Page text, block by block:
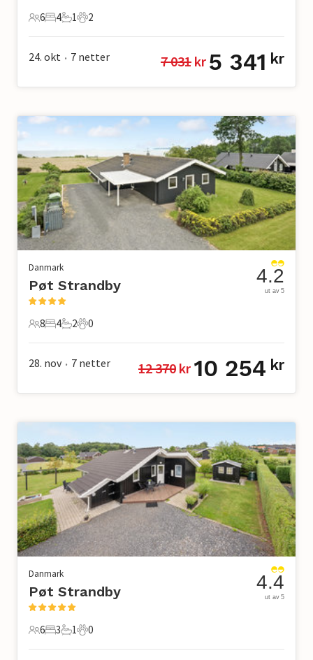
6 Gjester
6
4 Soverom
4
1 Bad
1
2 Kjæledyr
2
24. okt • 7 netter 7 031 kr 5 341 kr
Danmark
Pøt Strandby
8 Gjester
8
4 Soverom
4
2 Bad
2
0 Kjæledyr
0
4.2
ut av 5
28. nov • 7 netter 12 370 kr 10 254 kr
Danmark
Pøt Strandby
6 Gjester
6
3 Soverom
3
1 Bad
1
0 Kjæledyr
0
4.4
ut av 5